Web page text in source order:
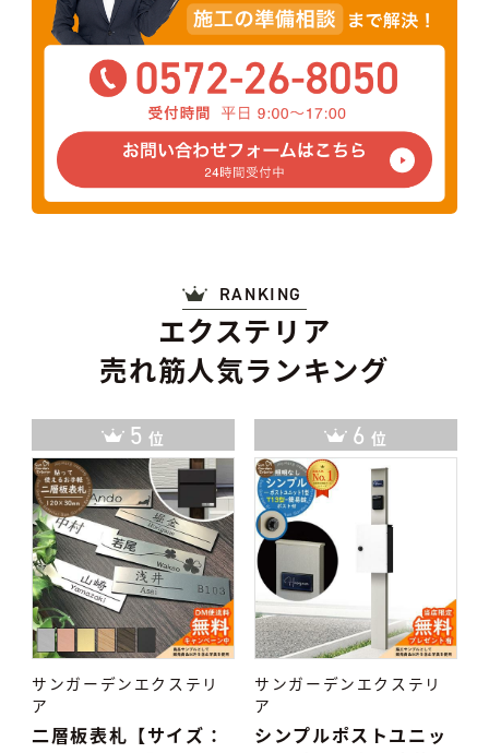
エクステリア
売れ筋人気ランキング
RANKING
6 位
サンガーデンエクステリ
ア
シンプルポストユニッ
7 位
サンガーデンエクステリ
ア
タイル表札 TiNa ティ